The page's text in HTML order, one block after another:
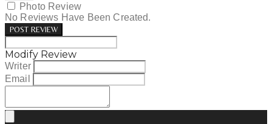
Photo Review
No Reviews Have Been Created.
POST REVIEW
Modify Review
Writer
Email